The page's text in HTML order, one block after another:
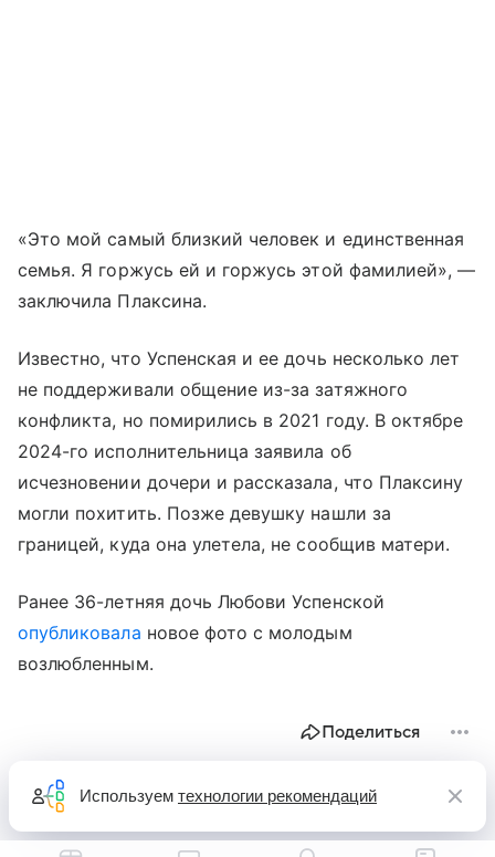
«Это мой самый близкий человек и единственная
семья. Я горжусь ей и горжусь этой фамилией», —
заключила Плаксина.
Известно, что Успенская и ее дочь несколько лет
не поддерживали общение из-за затяжного
конфликта, но помирились в 2021 году. В октябре
2024-го исполнительница заявила об
исчезновении дочери и рассказала, что Плаксину
могли похитить. Позже девушку нашли за
границей, куда она улетела, не сообщив матери.
Ранее 36-летняя дочь Любови Успенской
опубликовала новое фото с молодым
возлюбленным.
Поделиться
Используем технологии рекомендаций